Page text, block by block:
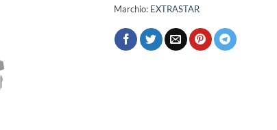
Marchio: EXTRASTAR